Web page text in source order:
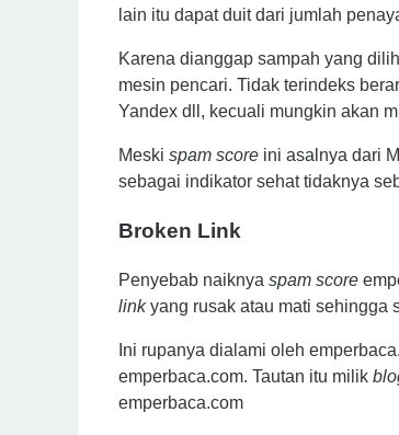
lain itu dapat duit dari jumlah
Karena dianggap sampah yang
mesin pencari. Tidak terindeks
Yandex dll, kecuali mungkin akan
Meski spam score ini asalnya dari
sebagai indikator sehat tidaknya
Broken Link
Penyebab naiknya spam score
linkyang rusak atau mati sehingga
Ini rupanya dialami oleh
emperbaca.com. Tautan itu milik
emperbaca.com